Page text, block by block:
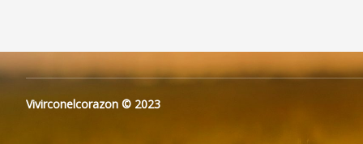
Vivirconelcorazon © 2023